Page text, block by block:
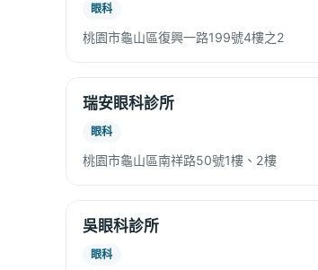
眼科
桃園市龜山區復興一路199號4樓之2
瑞安眼科診所
眼科
桃園市龜山區南祥路50號1樓、2樓
吳眼科診所
眼科